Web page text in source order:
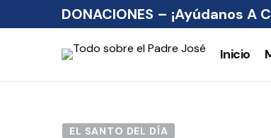
DONACIONES – ¡Ayúdanos
Inicio
EL SANTO DEL DÍA